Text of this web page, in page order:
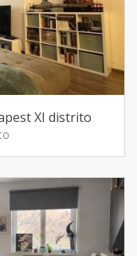
XI distrito